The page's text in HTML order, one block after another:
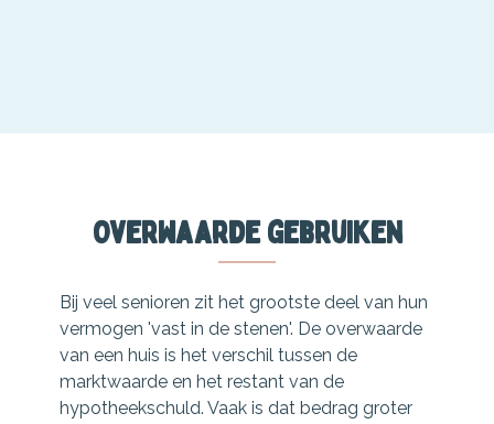
Overwaarde gebruiken
Bij veel senioren zit het grootste deel van hun
vermogen 'vast in de stenen'. De overwaarde
van een huis is het verschil tussen de
marktwaarde en het restant van de
hypotheekschuld. Vaak is dat bedrag groter